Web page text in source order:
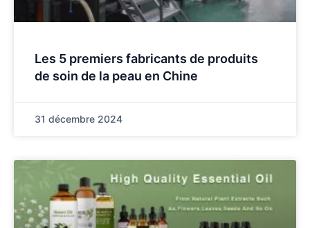
Les 5 premiers fabricants de produits
de soin de la peau en Chine
31 décembre 2024